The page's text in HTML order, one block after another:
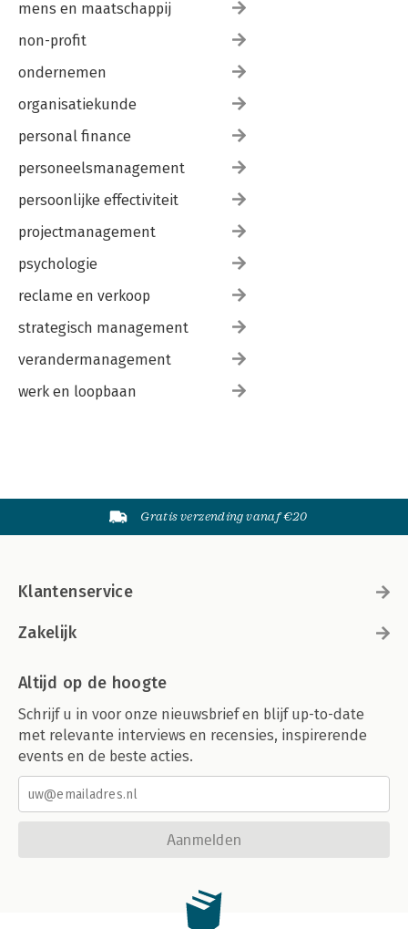
mens en maatschappij
non-profit
ondernemen
organisatiekunde
personal finance
personeelsmanagement
persoonlijke effectiviteit
projectmanagement
psychologie
reclame en verkoop
strategisch management
verandermanagement
werk en loopbaan
Gratis verzending vanaf €20
Klantenservice
Zakelijk
Altijd op de hoogte
Schrijf u in voor onze nieuwsbrief en blijf up-to-date
met relevante interviews en recensies, inspirerende
events en de beste acties.
Aanmelden